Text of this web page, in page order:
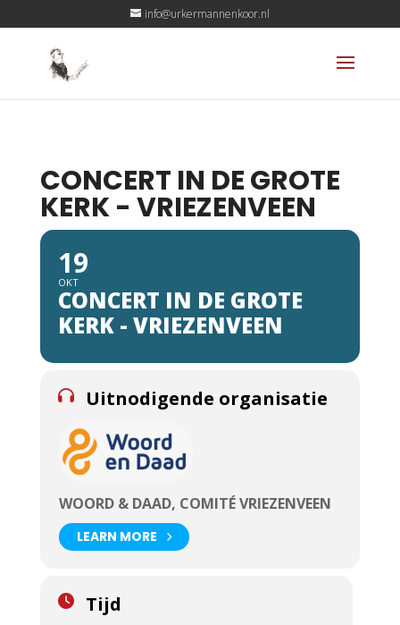
info@urkermannenkoor.nl
CONCERT IN DE GROTE
KERK - VRIEZENVEEN
19
OKT
CONCERT IN DE GROTE
KERK - VRIEZENVEEN
Uitnodigende organisatie
WOORD & DAAD, COMITÉ VRIEZENVEEN
LEARN MORE
Tijd